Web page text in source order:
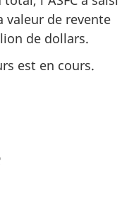
valeur de revente
de dollars.
est en cours.